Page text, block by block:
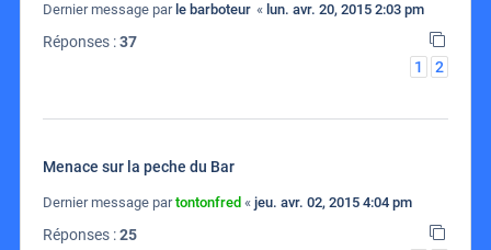
Dernier message par le barboteur « lun. avr. 20, 2015 2:03 pm
Réponses :37
1
2
Menace sur la peche du Bar
Dernier message partontonfred « jeu. avr. 02, 2015 4:04 pm
Réponses :25